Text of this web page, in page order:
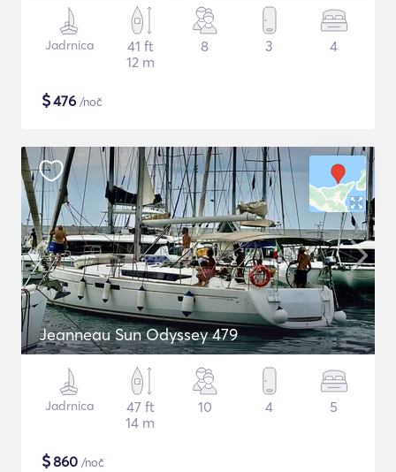
Jadrnica
41 ft
12 m
8 3 4
$476 /noč
Jeanneau Sun Odyssey 479
Jadrnica
47 ft
14 m
10 4 5
$860 /noč